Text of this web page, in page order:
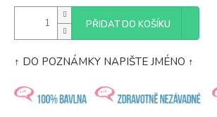
PŘIDAT DO KOŠÍKU
↑ DO POZNÁMKY NAPIŠTE JMÉNO ↑